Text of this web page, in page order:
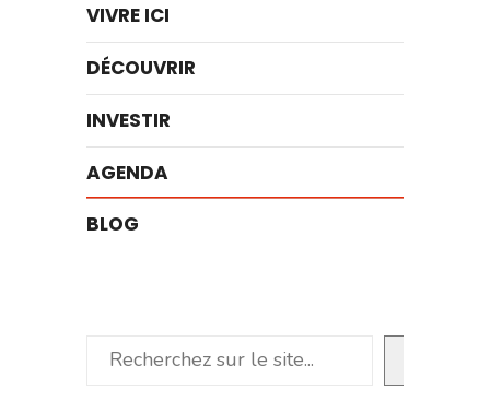
VIVRE ICI
DÉCOUVRIR
INVESTIR
AGENDA
BLOG
Rechercher